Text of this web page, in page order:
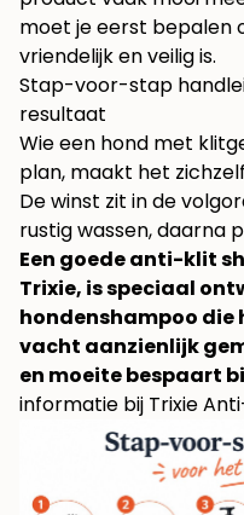
moet je eerst bepalen
vriendelijk en veilig is.
Stap-voor-stap
resultaat
Wie een hond met
plan, maakt het
De winst zit in de
rustig wassen, daarna
Een goede anti-klit
Trixie, is speciaal
hondenshampoo die
vacht aanzienlijk
en moeite bespaart
informatie bij Trixie